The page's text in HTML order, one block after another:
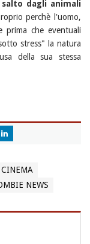
dagli animali
perchè l'uomo,
prima che eventuali
stress" la natura
della sua stessa
CINEMA
NEWS